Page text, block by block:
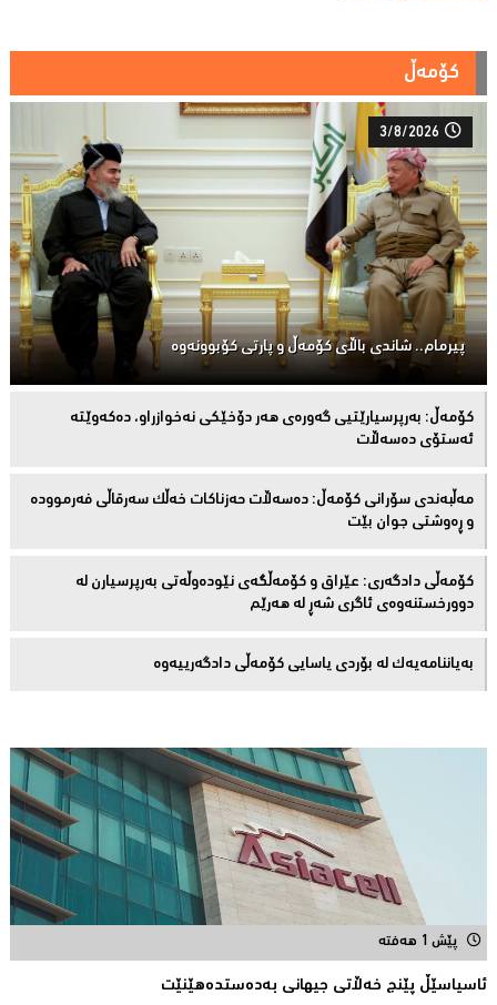
کۆمەڵ
3/8/2026
پیرمام.. شاندی باڵای كۆمه‌ڵ و پارتی كۆبوونه‌وه‌
كۆمەڵ: بەرپرسیارێتیی گەورەی هەر دۆخێکی نەخوازراو، دەكەوێتە
ئەستۆی دەسەڵات
مەڵبەندى سۆرانى کۆمەڵ: دەسەڵات حەزناکات خەڵک سەرقاڵى فەرموودە
و ڕەوشتى جوان بێت
کۆمەڵى دادگەرى: عێراق و كۆمەڵگەی نێودەوڵەتی بەرپرسیارن لە
دوورخستنەوەى ئاگری شەڕ لە هەرێم
بەیاننامەیەک لە بۆردی یاسایی کۆمەڵی دادگەرییەوە
پێش 1 هەفتە
ئاسیاسێڵ پێنج خەڵاتی جیهانى بەدەستدەهێنێت